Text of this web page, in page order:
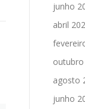
junho
abril
agosto
junho